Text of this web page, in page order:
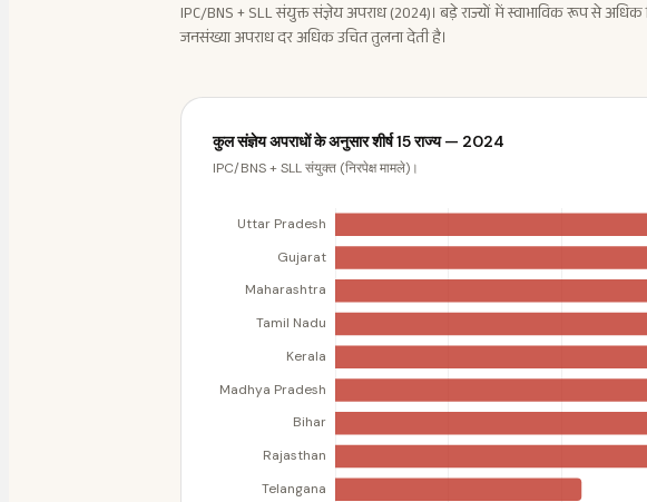
IPC/BNS + SLL संयुक्त संज्ञेय अपराध (2024)। बड़े राज्यों में स्वाभाविक रूप से अधिक
जनसंख्या अपराध दर अधिक उचित तुलना देती है।
कुल संज्ञेय अपराधों के अनुसार शीर्ष 15 राज्य — 2024
IPC/BNS + SLL संयुक्त (निरपेक्ष मामले)।